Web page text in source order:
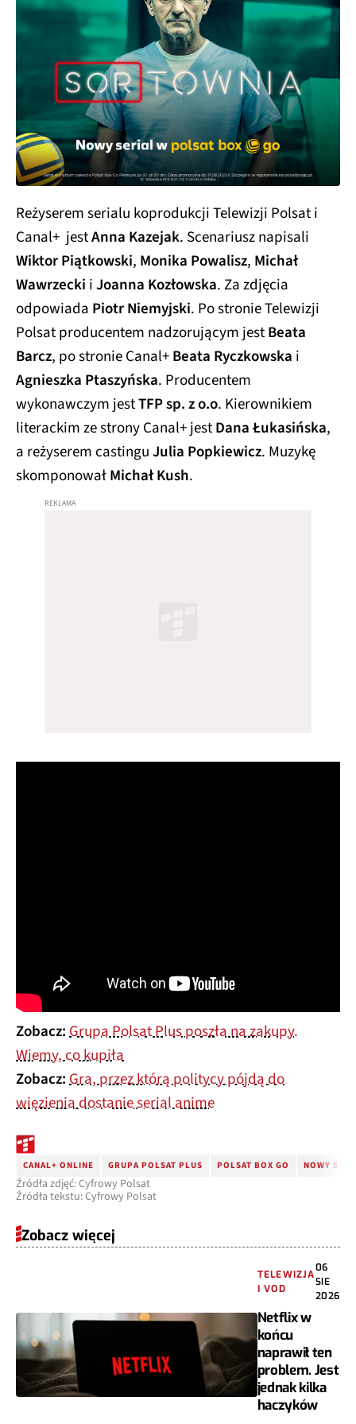
Reżyserem serialu koprodukcji Telewizji Polsat i
Canal+ jestAnna Kazejak. Scenariusz napisali
Wiktor Piątkowski, Monika Powalisz, Michał
Wawrzecki iJoanna Kozłowska. Za zdjęcia
odpowiada Piotr Niemyjski. Po stronie Telewizji
Polsat producentem nadzorującym jestBeata
Barcz, po stronie Canal+Beata Ryczkowska i
Agnieszka Ptaszyńska. Producentem
wykonawczym jestTFP sp. z o.o. Kierownikiem
literackim ze strony Canal+ jestDana Łukasińska,
a reżyserem castinguJulia Popkiewicz. Muzykę
skomponowałMichał Kush.
Zobacz:Grupa Polsat Plus poszła na zakupy.
Wiemy, co kupiła
Zobacz:Gra, przez którą politycy pójdą do
więzienia dostanie serial anime
CANAL+ ONLINE GRUPA POLSAT PLUS POLSAT BOX GO NOWY
Źródła zdjęć: Cyfrowy Polsat
Źródła tekstu: Cyfrowy Polsat
Zobacz więcej
TELEWIZJA
I VOD
06
SIE
2026
Netflix w
końcu
naprawił ten
problem. Jest
jednak kilka
haczyków